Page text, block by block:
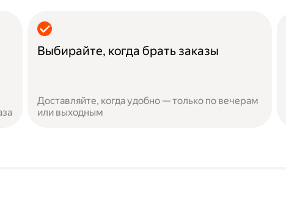
Выбирайте, когда брать заказы
Доставляйте, когда удобно — только по вечерам
или выходным